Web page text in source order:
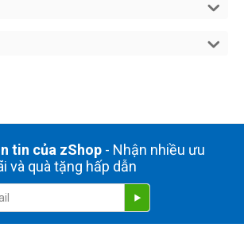
tin của zShop- Nhận nhiều ưu
và quà tặng hấp dẫn